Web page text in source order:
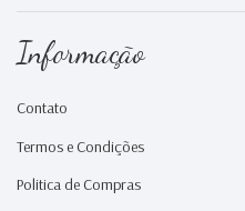
Informação
Contato
Termos e Condições
Politica de Compras